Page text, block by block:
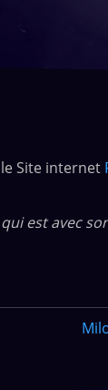
Site internet
est avec